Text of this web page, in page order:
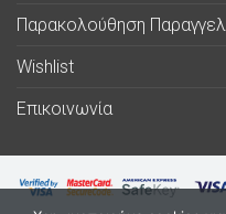
Παρακολούθηση
Wishlist
Επικοινωνία